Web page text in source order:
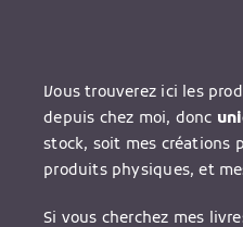
Vous trouverez ici les
depuis chez moi, donc
stock, soit mes créations
produits physiques, et
Si vous cherchez mes